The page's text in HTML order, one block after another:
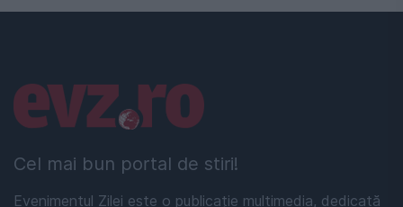
Cel mai bun portal de stiri!
Evenimentul Zilei este o publicație multimedia, dedicată
Linkuri utile